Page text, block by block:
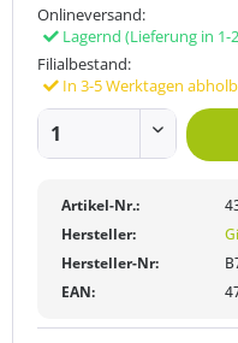
Onlineversand:
Lagernd (Lieferung in 1-
Filialbestand:
In 3-5 Werktagen
Artikel-Nr.:
Hersteller:
Hersteller-Nr:
EAN: